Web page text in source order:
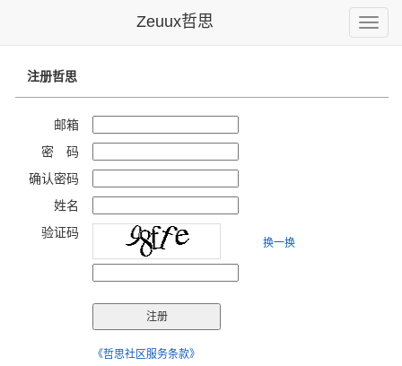
Toggle
Zeuux哲思
注册哲思
邮箱
密 码
确认密码
姓名
验证码
换一换
《哲思社区服务条款》